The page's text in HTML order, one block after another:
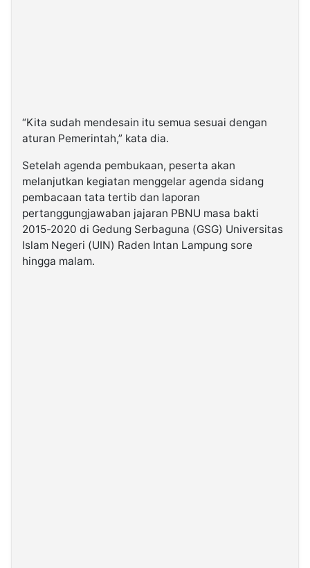
“Kita sudah mendesain itu semua sesuai dengan
aturan Pemerintah,” kata dia.
Setelah agenda pembukaan, peserta akan
melanjutkan kegiatan menggelar agenda sidang
pembacaan tata tertib dan laporan
pertanggungjawaban jajaran PBNU masa bakti
2015-2020 di Gedung Serbaguna (GSG) Universitas
Islam Negeri (UIN) Raden Intan Lampung sore
hingga malam.